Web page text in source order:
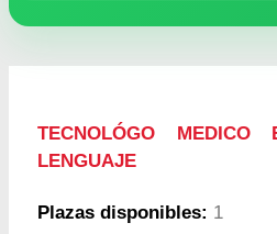
TECNOLÓGO
LENGUAJE
Plazas disponibles: 1